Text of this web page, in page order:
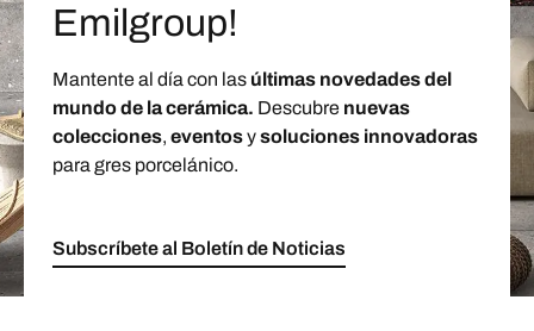
Emilgroup!
Mantente al día con las últimas novedades del
mundo de la cerámica. Descubre nuevas
colecciones, eventosysoluciones innovadoras
para gres porcelánico.
Subscríbete al Boletín de Noticias